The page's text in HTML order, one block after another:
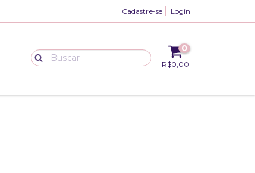
Cadastre-se Login
0
R$0,00